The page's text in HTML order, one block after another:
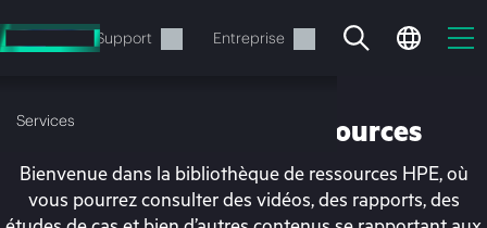
au
contenu
Support Entreprise
ServicesBibliothèque de ressources
Bienvenue dans la bibliothèque de ressources HPE, où
vous pourrez consulter des vidéos, des rapports, des